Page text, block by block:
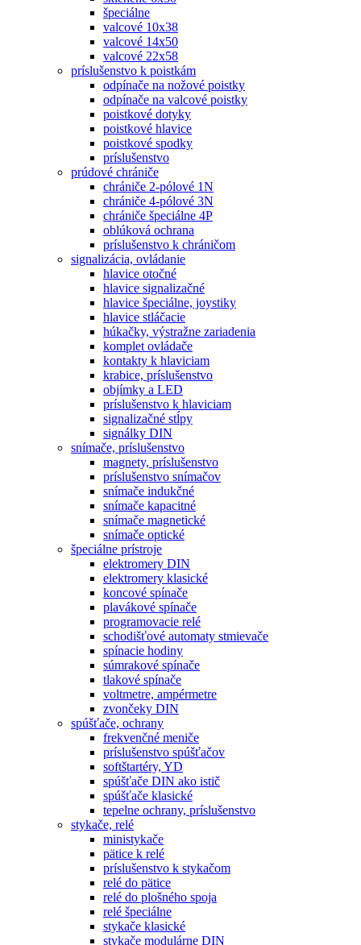
špeciálne
valcové 10x38
valcové 14x50
valcové 22x58
príslušenstvo k poistkám
odpínače na nožové poistky
odpínače na valcové poistky
poistkové dotyky
poistkové hlavice
poistkové spodky
príslušenstvo
prúdové chrániče
chrániče 2-pólové 1N
chrániče 4-pólové 3N
chrániče špeciálne 4P
oblúková ochrana
príslušenstvo k chráničom
signalizácia, ovládanie
hlavice otočné
hlavice signalizačné
hlavice špeciálne, joystiky
hlavice stláčacie
húkačky, výstražne zariadenia
komplet ovládače
kontakty k hlaviciam
krabice, príslušenstvo
objímky a LED
príslušenstvo k hlaviciam
signalizačné stĺpy
signálky DIN
snímače, príslušenstvo
magnety, príslušenstvo
príslušenstvo snímačov
snímače indukčné
snímače kapacitné
snímače magnetické
snímače optické
špeciálne prístroje
elektromery DIN
elektromery klasické
koncové spínače
plavákové spínače
programovacie relé
schodišťové automaty stmievače
spínacie hodiny
súmrakové spínače
tlakové spínače
voltmetre, ampérmetre
zvončeky DIN
spúšťače, ochrany
frekvenčné meniče
príslušenstvo spúšťačov
softštartéry, YD
spúšťače DIN ako istič
spúšťače klasické
tepelne ochrany, príslušenstvo
stykače, relé
ministykače
pätice k relé
príslušenstvo k stykačom
relé do pätice
relé do plošného spoja
relé špeciálne
stykače klasické
stykače modulárne DIN